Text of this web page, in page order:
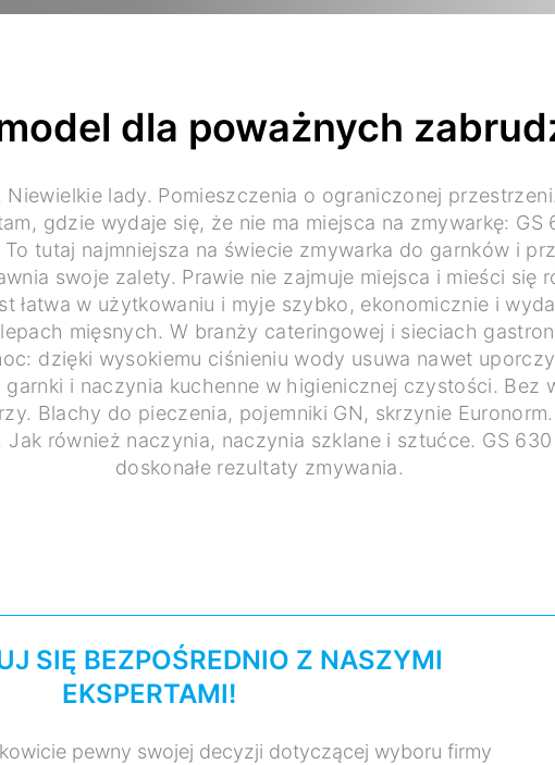
dla poważnych
Niewielkie lady. Pomieszczenia o ograniczonej
gdzie wydaje się, że nie ma miejsca na zmywarkę: GS
To tutaj najmniejsza na świecie zmywarka do garnków i
swoje zalety. Prawie nie zajmuje miejsca i mieści się
łatwa w użytkowaniu i myje szybko, ekonomicznie i
mięsnych. W branży cateringowej i sieciach
dzięki wysokiemu ciśnieniu wody usuwa nawet
i naczynia kuchenne w higienicznej czystości. Bez
Blachy do pieczenia, pojemniki GN, skrzynie
Jak również naczynia, naczynia szklane i sztućce. GS
doskonałe rezultaty zmywania.
SIĘ BEZPOŚREDNIO Z NASZYMI
EKSPERTAMI!
pewny swojej decyzji dotyczącej wyboru firmy